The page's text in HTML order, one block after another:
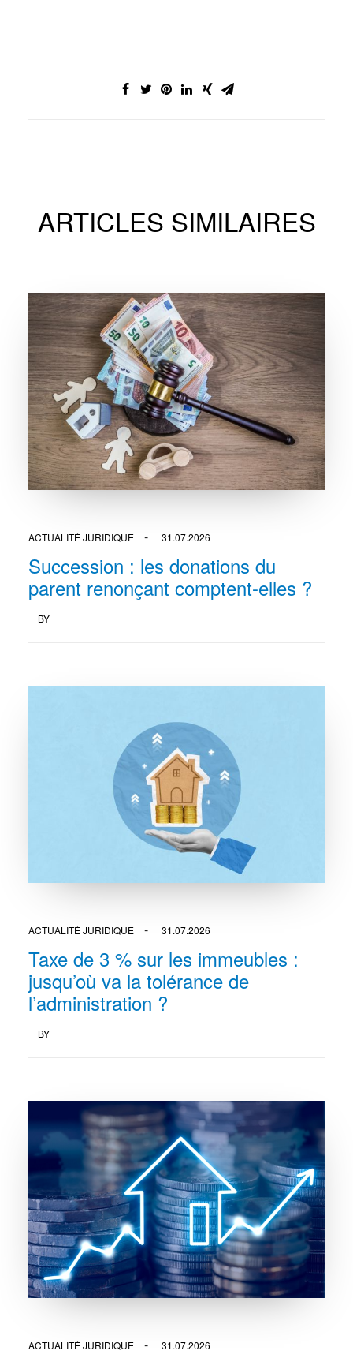
ARTICLES SIMILAIRES
ACTUALITÉ JURIDIQUE 31.07.2026
Succession : les donations du
parent renonçant comptent-elles ?
BY
ACTUALITÉ JURIDIQUE 31.07.2026
Taxe de 3 % sur les immeubles :
jusqu’où va la tolérance de
l’administration ?
BY
ACTUALITÉ JURIDIQUE 31.07.2026